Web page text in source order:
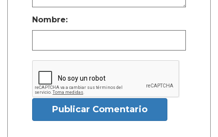
Nombre:
Publicar Comentario